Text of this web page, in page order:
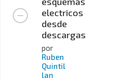
electricos
desde
descargas
por
Ruben
Quintil
lan